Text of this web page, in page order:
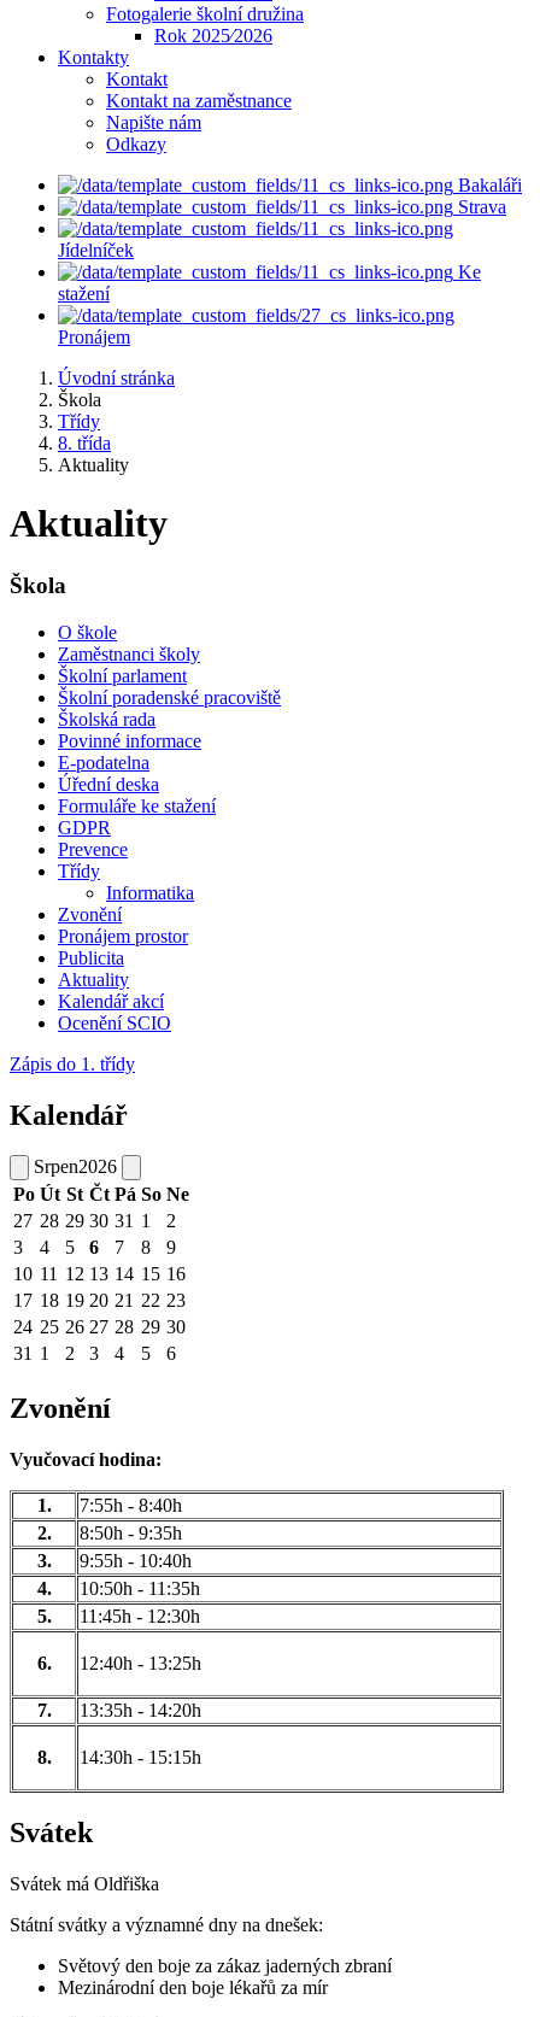
Fotogalerie školní družina
Rok 2025⁄2026
Kontakty
Kontakt
Kontakt na zaměstnance
Napište nám
Odkazy
Bakaláři
Strava
Jídelníček
Ke
stažení
Pronájem
Úvodní stránka
Škola
Třídy
8. třída
Aktuality
Aktuality
Škola
O škole
Zaměstnanci školy
Školní parlament
Školní poradenské pracoviště
Školská rada
Povinné informace
E-podatelna
Úřední deska
Formuláře ke stažení
GDPR
Prevence
Třídy
Informatika
Zvonění
Pronájem prostor
Publicita
Aktuality
Kalendář akcí
Ocenění SCIO
Zápis do 1. třídy
Kalendář
Srpen2026
Po Út St Čt Pá So Ne
27 28 29 30 31 1
2
3
4 5 6 7 8
9
10 11 12 13 14 15 16
17 18 19 20 21 22 23
24 25 26 27 28 29 30
31 1 2 3 4 5 6
Zvonění
Vyučovací hodina:
1.
7:55h - 8:40h
2.
8:50h - 9:35h
3.
9:55h - 10:40h
4.
10:50h - 11:35h
5.
11:45h - 12:30h
6. 12:40h - 13:25h
7. 13:35h - 14:20h
8. 14:30h - 15:15h
Svátek
Svátek má Oldřiška
Státní svátky a významné dny na dnešek:
Světový den boje za zákaz jaderných zbraní
Mezinárodní den boje lékařů za mír